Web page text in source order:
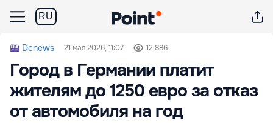
RU
Dcnews 21 мая 2026, 11:07 12 886
Город в Германии платит
жителям до 1250 евро за отказ
от автомобиля на год